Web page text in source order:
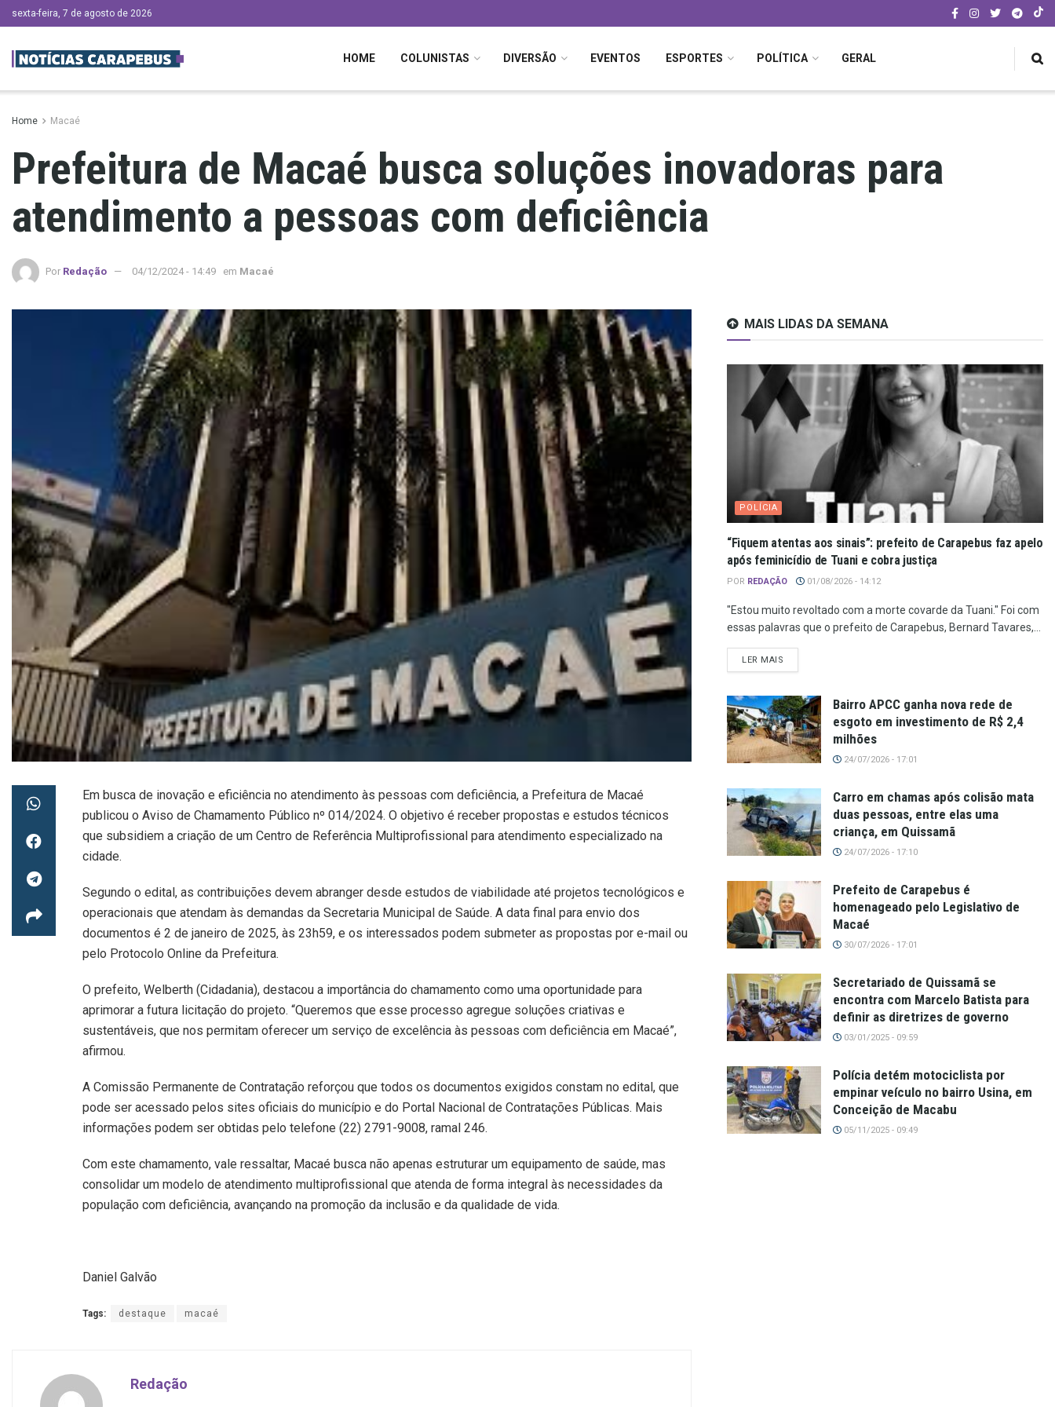
sexta-feira, 7 de agosto de 2026
HOME COLUNISTAS DIVERSÃO EVENTOS ESPORTES POLÍTICA GERAL
Home Macaé
Prefeitura de Macaé busca soluções inovadoras para
atendimento a pessoas com deficiência
Por Redação 04/12/2024 - 14:49 em Macaé
Em busca de inovação e eficiência no atendimento às pessoas com deficiência, a Prefeitura de Macaé
publicou o Aviso de Chamamento Público nº 014/2024. O objetivo é receber propostas e estudos técnicos
que subsidiem a criação de um Centro de Referência Multiprofissional para atendimento especializado na
cidade.
Segundo o edital, as contribuições devem abranger desde estudos de viabilidade até projetos tecnológicos e
operacionais que atendam às demandas da Secretaria Municipal de Saúde. A data final para envio dos
documentos é 2 de janeiro de 2025, às 23h59, e os interessados podem submeter as propostas por e-mail ou
pelo Protocolo Online da Prefeitura.
O prefeito, Welberth (Cidadania), destacou a importância do chamamento como uma oportunidade para
aprimorar a futura licitação do projeto. “Queremos que esse processo agregue soluções criativas e
sustentáveis, que nos permitam oferecer um serviço de excelência às pessoas com deficiência em Macaé”,
afirmou.
A Comissão Permanente de Contratação reforçou que todos os documentos exigidos constam no edital, que
pode ser acessado pelos sites oficiais do município e do Portal Nacional de Contratações Públicas. Mais
informações podem ser obtidas pelo telefone (22) 2791-9008, ramal 246.
Com este chamamento, vale ressaltar, Macaé busca não apenas estruturar um equipamento de saúde, mas
consolidar um modelo de atendimento multiprofissional que atenda de forma integral às necessidades da
população com deficiência, avançando na promoção da inclusão e da qualidade de vida.
Daniel Galvão
Tags: destaque macaé
Redação
MAIS LIDAS DA SEMANA
POLÍCIA
“Fiquem atentas aos sinais”: prefeito de Carapebus faz apelo
após feminicídio de Tuani e cobra justiça
POR REDAÇÃO 01/08/2026 - 14:12
"Estou muito revoltado com a morte covarde da Tuani." Foi com
essas palavras que o prefeito de Carapebus, Bernard Tavares,...
LER MAIS
Bairro APCC ganha nova rede de
esgoto em investimento de R$ 2,4
milhões
24/07/2026 - 17:01
Carro em chamas após colisão mata
duas pessoas, entre elas uma
criança, em Quissamã
24/07/2026 - 17:10
Prefeito de Carapebus é
homenageado pelo Legislativo de
Macaé
30/07/2026 - 17:01
Secretariado de Quissamã se
encontra com Marcelo Batista para
definir as diretrizes de governo
03/01/2025 - 09:59
Polícia detém motociclista por
empinar veículo no bairro Usina, em
Conceição de Macabu
05/11/2025 - 09:49